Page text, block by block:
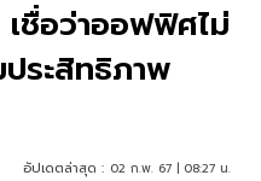
ชื่อว่าออฟฟิศไม่
ประสิทธิภาพ
อัปเดตล่าสุด : 02 ก.พ. 67 | 08:27 น.